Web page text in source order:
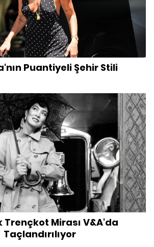
Puantiyeli Şehir Stili
Trençkot Mirası V&A'da
Taçlandırılıyor